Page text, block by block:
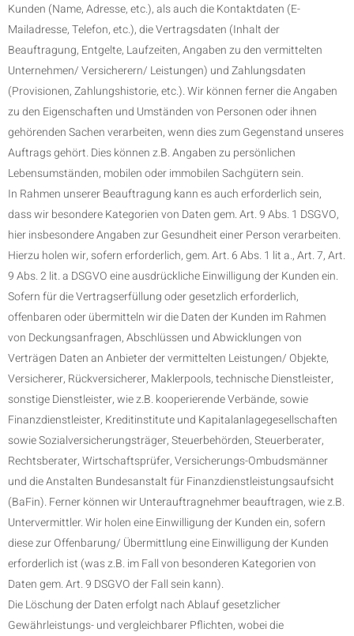
Kunden (Name, Adresse, etc.), als auch die Kontaktdaten (E-
Mailadresse, Telefon, etc.), die Vertragsdaten (Inhalt der
Beauftragung, Entgelte, Laufzeiten, Angaben zu den vermittelten
Unternehmen/ Versicherern/ Leistungen) und Zahlungsdaten
(Provisionen, Zahlungshistorie, etc.). Wir können ferner die Angaben
zu den Eigenschaften und Umständen von Personen oder ihnen
gehörenden Sachen verarbeiten, wenn dies zum Gegenstand unseres
Auftrags gehört. Dies können z.B. Angaben zu persönlichen
Lebensumständen, mobilen oder immobilen Sachgütern sein.
In Rahmen unserer Beauftragung kann es auch erforderlich sein,
dass wir besondere Kategorien von Daten gem. Art. 9 Abs. 1 DSGVO,
hier insbesondere Angaben zur Gesundheit einer Person verarbeiten.
Hierzu holen wir, sofern erforderlich, gem. Art. 6 Abs. 1 lit a., Art. 7, Art.
9 Abs. 2 lit. a DSGVO eine ausdrückliche Einwilligung der Kunden ein.
Sofern für die Vertragserfüllung oder gesetzlich erforderlich,
offenbaren oder übermitteln wir die Daten der Kunden im Rahmen
von Deckungsanfragen, Abschlüssen und Abwicklungen von
Verträgen Daten an Anbieter der vermittelten Leistungen/ Objekte,
Versicherer, Rückversicherer, Maklerpools, technische Dienstleister,
sonstige Dienstleister, wie z.B. kooperierende Verbände, sowie
Finanzdienstleister, Kreditinstitute und Kapitalanlagegesellschaften
sowie Sozialversicherungsträger, Steuerbehörden, Steuerberater,
Rechtsberater, Wirtschaftsprüfer, Versicherungs-Ombudsmänner
und die Anstalten Bundesanstalt für Finanzdienstleistungsaufsicht
(BaFin). Ferner können wir Unterauftragnehmer beauftragen, wie z.B.
Untervermittler. Wir holen eine Einwilligung der Kunden ein, sofern
diese zur Offenbarung/ Übermittlung eine Einwilligung der Kunden
erforderlich ist (was z.B. im Fall von besonderen Kategorien von
Daten gem. Art. 9 DSGVO der Fall sein kann).
Die Löschung der Daten erfolgt nach Ablauf gesetzlicher
Gewährleistungs- und vergleichbarer Pflichten, wobei die